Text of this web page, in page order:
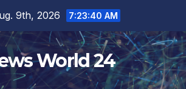
9th, 2026 7:23:40 AM
World 24